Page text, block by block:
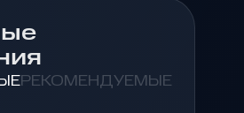
РЕКОМЕНДУЕМЫЕ